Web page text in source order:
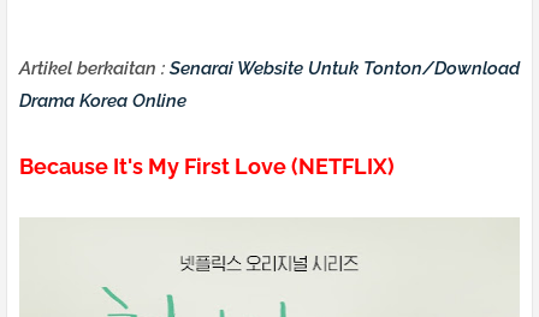
Artikel berkaitan : Senarai Website Untuk Tonton/Download
Drama Korea Online
Because It's My First Love (NETFLIX)